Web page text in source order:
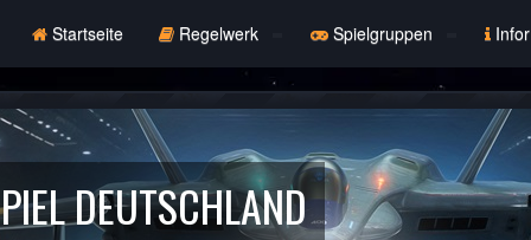
Startseite Regelwerk Spielgruppen
DEUTSCHLAND